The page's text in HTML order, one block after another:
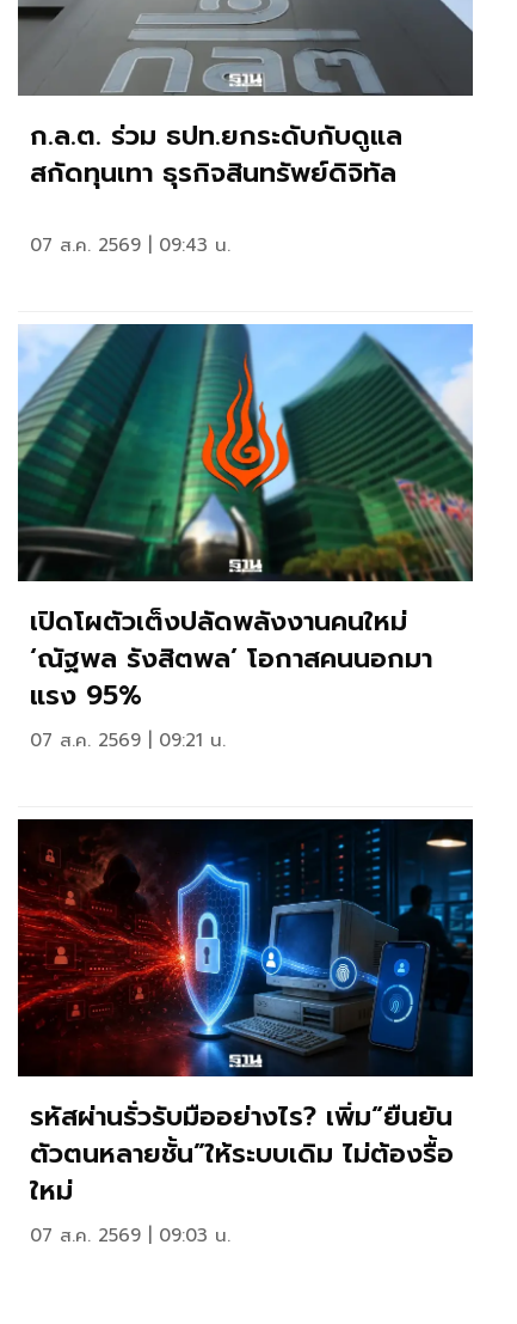
ก.ล.ต. ร่วม ธปท.ยกระดับกับดูแล
สกัดทุนเทา ธุรกิจสินทรัพย์ดิจิทัล
07 ส.ค. 2569 | 09:43 น.
เปิดโผตัวเต็งปลัดพลังงานคนใหม่
‘ณัฐพล รังสิตพล’ โอกาสคนนอกมา
แรง 95%
07 ส.ค. 2569 | 09:21 น.
รหัสผ่านรั่วรับมืออย่างไร? เพิ่ม“ยืนยัน
ตัวตนหลายชั้น”ให้ระบบเดิม ไม่ต้องรื้อ
ใหม่
07 ส.ค. 2569 | 09:03 น.